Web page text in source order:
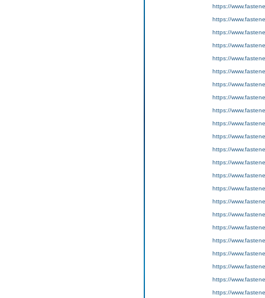
https://
https://
https://
https://
https://
https://
https://
https://
https://
https://
https://
https://
https://
https://
https://
https://
https://
https://
https://
https://
https://
https://
https://